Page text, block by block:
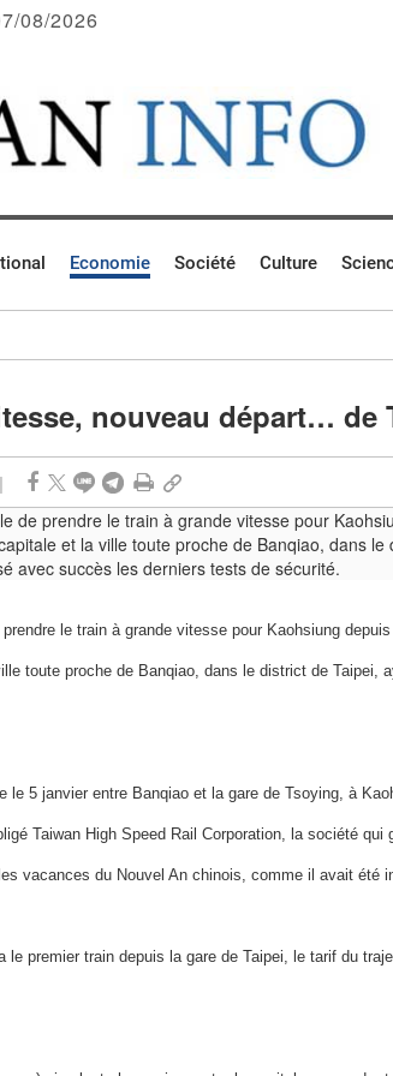
08/2026
Economie Société Culture
nouveau départ… de
|
le train à grande vitesse pour Kaohsiung
toute proche de Banqiao, dans le district de Taipei,
le 5 janvier entre Banqiao et la gare de Tsoying, à
Taiwan High Speed Rail Corporation, la société qui
vacances du Nouvel An chinois, comme il avait été
le premier train depuis la gare de Taipei, le tarif du